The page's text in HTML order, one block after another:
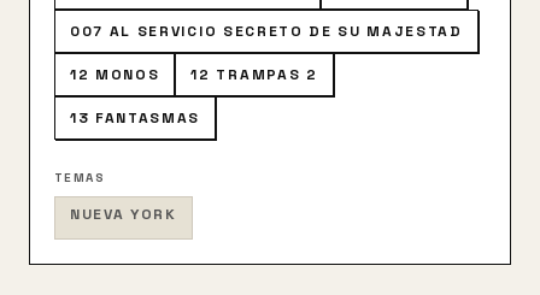
007 AL SERVICIO SECRETO DE SU MAJESTAD
12 MONOS 12 TRAMPAS 2
13 FANTASMAS
TEMAS
NUEVA YORK